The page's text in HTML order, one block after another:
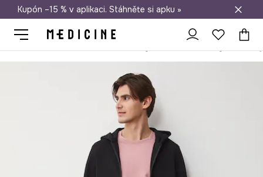
Doprava zdarma při nákupu nad 1 200 Kč
Kupón –15 % v aplikaci. Stáhněte si apku »